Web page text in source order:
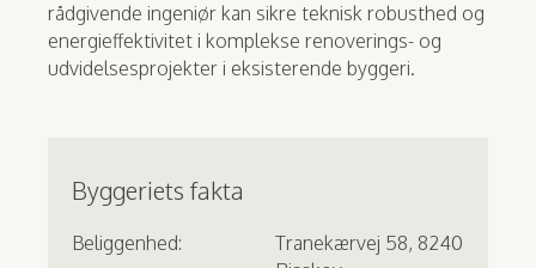
rådgivende ingeniør kan sikre teknisk robusthed og
energieffektivitet i komplekse renoverings- og
udvidelsesprojekter i eksisterende byggeri.
Byggeriets fakta
Beliggenhed:
Tranekærvej 58, 8240